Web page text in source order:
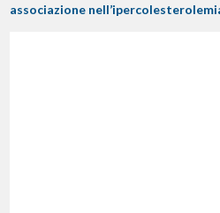
associazione